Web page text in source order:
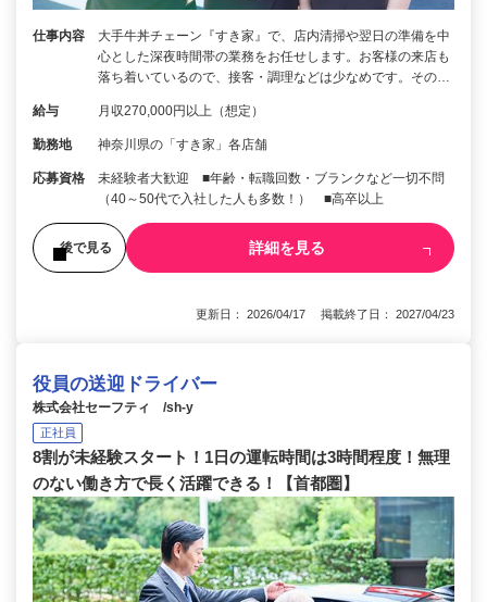
仕事内容
大手牛丼チェーン『すき家』で、店内清掃や翌日の準備を中
心とした深夜時間帯の業務をお任せします。お客様の来店も
落ち着いているので、接客・調理などは少なめです。その…
給与 月収270,000円以上（想定）
勤務地 神奈川県の「すき家」各店舗
応募資格
未経験者大歓迎 ■年齢・転職回数・ブランクなど一切不問
（40～50代で入社した人も多数！） ■高卒以上
後で見る 詳細を見る
更新日： 2026/04/17 掲載終了日： 2027/04/23
役員の送迎ドライバー
株式会社セーフティ /sh-y
正社員
8割が未経験スタート！1日の運転時間は3時間程度！無理
のない働き方で長く活躍できる！【首都圏】